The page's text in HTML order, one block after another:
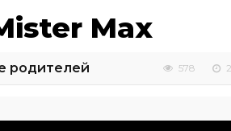
Max
родителей 578